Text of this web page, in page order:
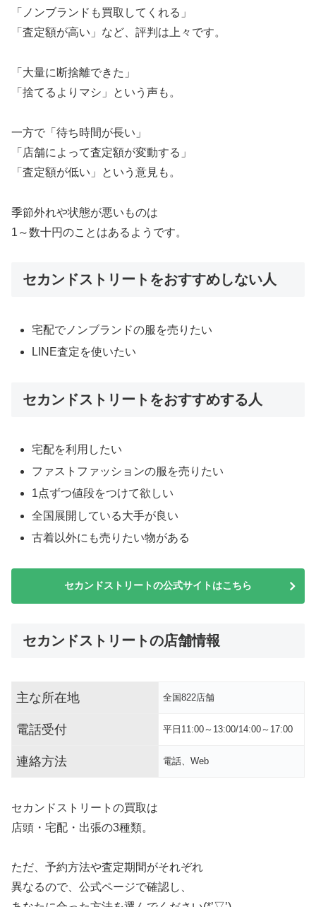
「ノンブランドも買取してくれる」
「査定額が高い」など、評判は上々です。
「大量に断捨離できた」
「捨てるよりマシ」という声も。
一方で「待ち時間が長い」
「店舗によって査定額が変動する」
「査定額が低い」という意見も。
季節外れや状態が悪いものは
1～数十円のことはあるようです。
セカンドストリートをおすすめしない人
宅配でノンブランドの服を売りたい
LINE査定を使いたい
セカンドストリートをおすすめする人
宅配を利用したい
ファストファッションの服を売りたい
1点ずつ値段をつけて欲しい
全国展開している大手が良い
古着以外にも売りたい物がある
セカンドストリートの公式サイトはこちら
セカンドストリートの店舗情報
主な所在地 全国822店舗
電話受付 平日11:00～13:00/14:00～17:00
連絡方法 電話、Web
セカンドストリートの買取は
店頭・宅配・出張の3種類。
ただ、予約方法や査定期間がそれぞれ
異なるので、公式ページで確認し、